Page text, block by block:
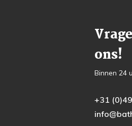
ons!
Binnen 24
+31